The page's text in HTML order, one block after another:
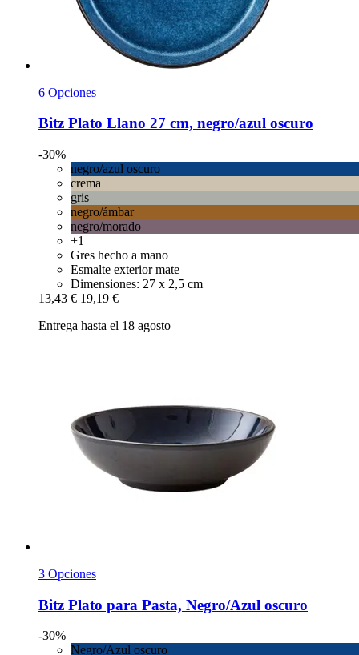
6 Opciones
Bitz Plato Llano 27 cm, negro/azul oscuro
-30%
negro/azul oscuro
crema
gris
negro/ámbar
negro/morado
+1
Gres hecho a mano
Esmalte exterior mate
Dimensiones: 27 x 2,5 cm
13,43 € 19,19 €
Entrega hasta el 18 agosto
3 Opciones
Bitz Plato para Pasta, Negro/Azul oscuro
-30%
Negro/Azul oscuro